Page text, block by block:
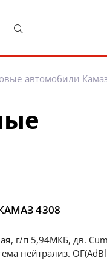
автомобили
4308
г/п 5,94МКБ, дв.
нейтрализ.